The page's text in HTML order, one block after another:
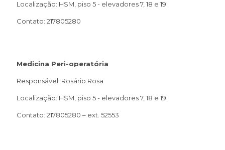
Localização: HSM, piso 5 - elevadores 7, 18 e 19
Contato: 217805280
Medicina Peri-operatória
Responsável: Rosário Rosa
Localização: HSM, piso 5 - elevadores 7, 18 e 19
Contato: 217805280 – ext. 52553